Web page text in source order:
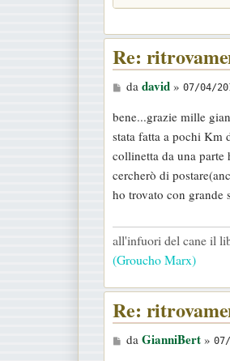
Re:
M
s
s
a
g
g
o
da david» 07/04/
bene...grazie mille
stata fatta a pochi Km
collinetta da una parte
cercherò di
ho trovato con grande
all'infuori del cane il
(Groucho Marx)
Re:
M
da GianniBert»